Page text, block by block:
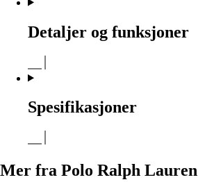
Detaljer og funksjoner
Spesifikasjoner
Mer fra Polo Ralph Lauren